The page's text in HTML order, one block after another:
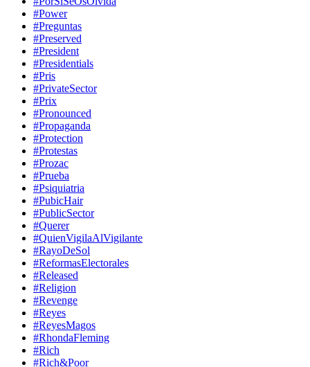
#Power
#Preguntas
#Preserved
#President
#Presidentials
#Pris
#PrivateSector
#Prix
#Pronounced
#Propaganda
#Protection
#Protestas
#Prozac
#Prueba
#Psiquiatria
#PubicHair
#PublicSector
#Querer
#QuienVigilaAlVigilante
#RayoDeSol
#ReformasElectorales
#Released
#Religion
#Revenge
#Reyes
#ReyesMagos
#RhondaFleming
#Rich
#Rich&Poor